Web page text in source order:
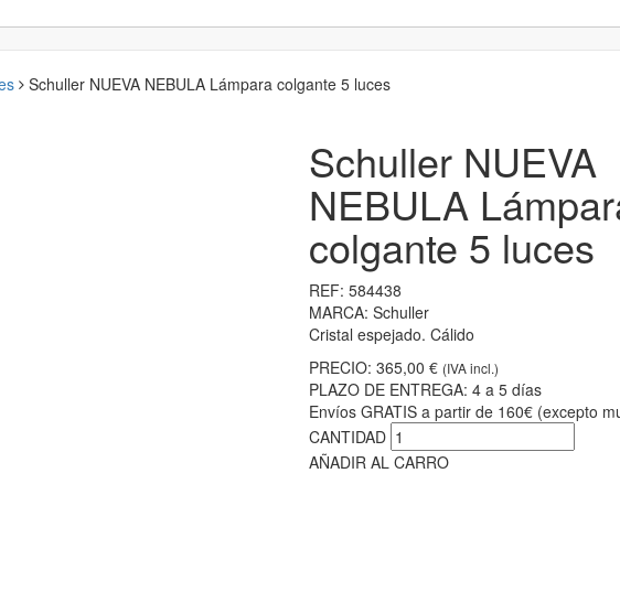
Schuller NUEVA NEBULA Lámpara colgante 5 luces
Schuller NUEVA
NEBULA
colgante 5 luces
REF: 584438
MARCA: Schuller
Cristal espejado. Cálido
PRECIO: 365,00 € (IVA incl.)
PLAZO DE ENTREGA: 4 a 5 días
Envíos GRATIS a partir de 160€ (excepto
CANTIDAD
AÑADIR AL CARRO